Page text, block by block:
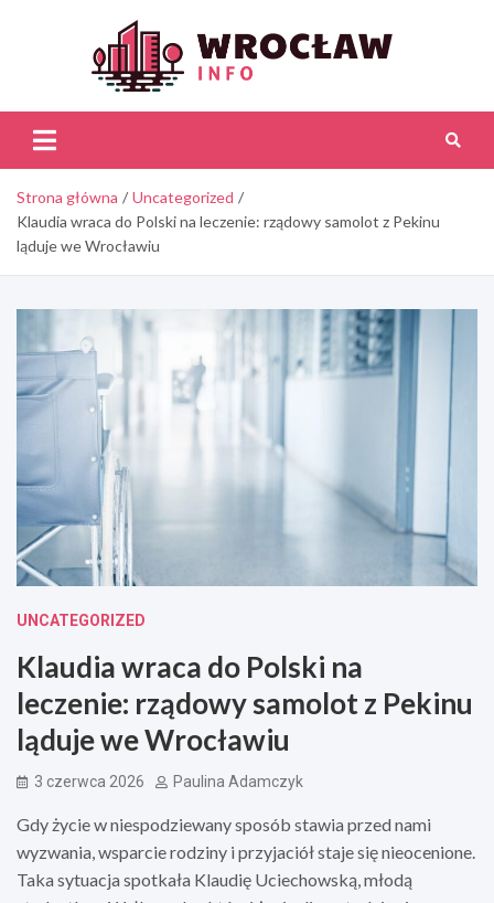
Strona główna
Uncategorized
Klaudia wraca do Polski na leczenie: rządowy samolot z Pekinu
ląduje we Wrocławiu
UNCATEGORIZED
Klaudia wraca do Polski na
leczenie: rządowy samolot z Pekinu
ląduje we Wrocławiu
3 czerwca 2026 Paulina Adamczyk
Gdy życie w niespodziewany sposób stawia przed nami
wyzwania, wsparcie rodziny i przyjaciół staje się nieocenione.
Taka sytuacja spotkała Klaudię Uciechowską, młodą